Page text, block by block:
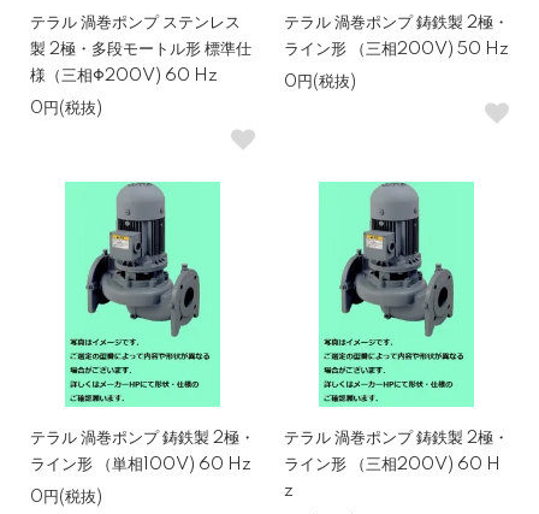
テラル 渦巻ポンプ ステンレス
製 2極・多段モートル形 標準仕
様（三相Φ200V) 60 Hz
0円(税抜)
テラル 渦巻ポンプ 鋳鉄製 2極・
ライン形 （三相200V) 50 Hz
0円(税抜)
テラル 渦巻ポンプ 鋳鉄製 2極・
ライン形 （単相100V) 60 Hz
0円(税抜)
テラル 渦巻ポンプ 鋳鉄製 2極・
ライン形 （三相200V) 60 H
z